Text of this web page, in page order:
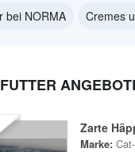
bei NORMA
Cremes
Zarte
Marke: